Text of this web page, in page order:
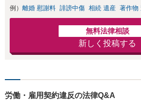
例） 離婚 慰謝料 誹謗中傷 相続 遺産 著作物
無料法律相談
新しく投稿する
労働・雇用契約違反の法律Q&A